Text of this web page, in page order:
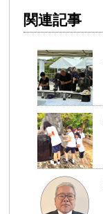
関連記事